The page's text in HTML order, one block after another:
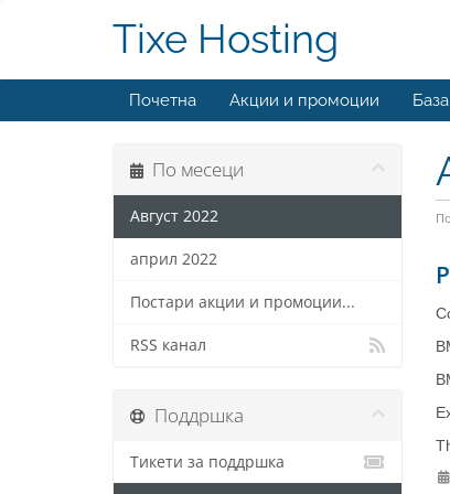
Tixe Hosting
Почетна Акции и промоции
По месеци
Август 2022
април 2022
Постари акции и промоции...
RSS канал
Поддршка
Тикети за поддршка